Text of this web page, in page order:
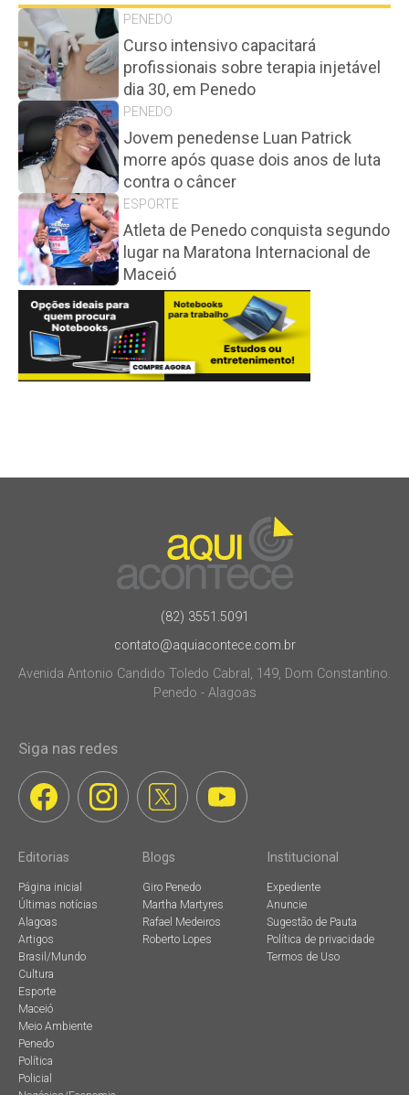
PENEDO
Curso intensivo capacitará
profissionais sobre terapia injetável
dia 30, em Penedo
PENEDO
Jovem penedense Luan Patrick
morre após quase dois anos de luta
contra o câncer
ESPORTE
Atleta de Penedo conquista segundo
lugar na Maratona Internacional de
Maceió
(82) 3551.5091
contato@aquiacontece.com.br
Avenida Antonio Candido Toledo Cabral, 149, Dom Constantino.
Penedo - Alagoas
Siga nas redes
Editorias
Página inicial
Últimas notícias
Alagoas
Artigos
Brasil/Mundo
Cultura
Esporte
Maceió
Meio Ambiente
Penedo
Política
Policial
Blogs
Giro Penedo
Martha Martyres
Rafael Medeiros
Roberto Lopes
Institucional
Expediente
Anuncie
Sugestão de Pauta
Política de privacidade
Termos de Uso